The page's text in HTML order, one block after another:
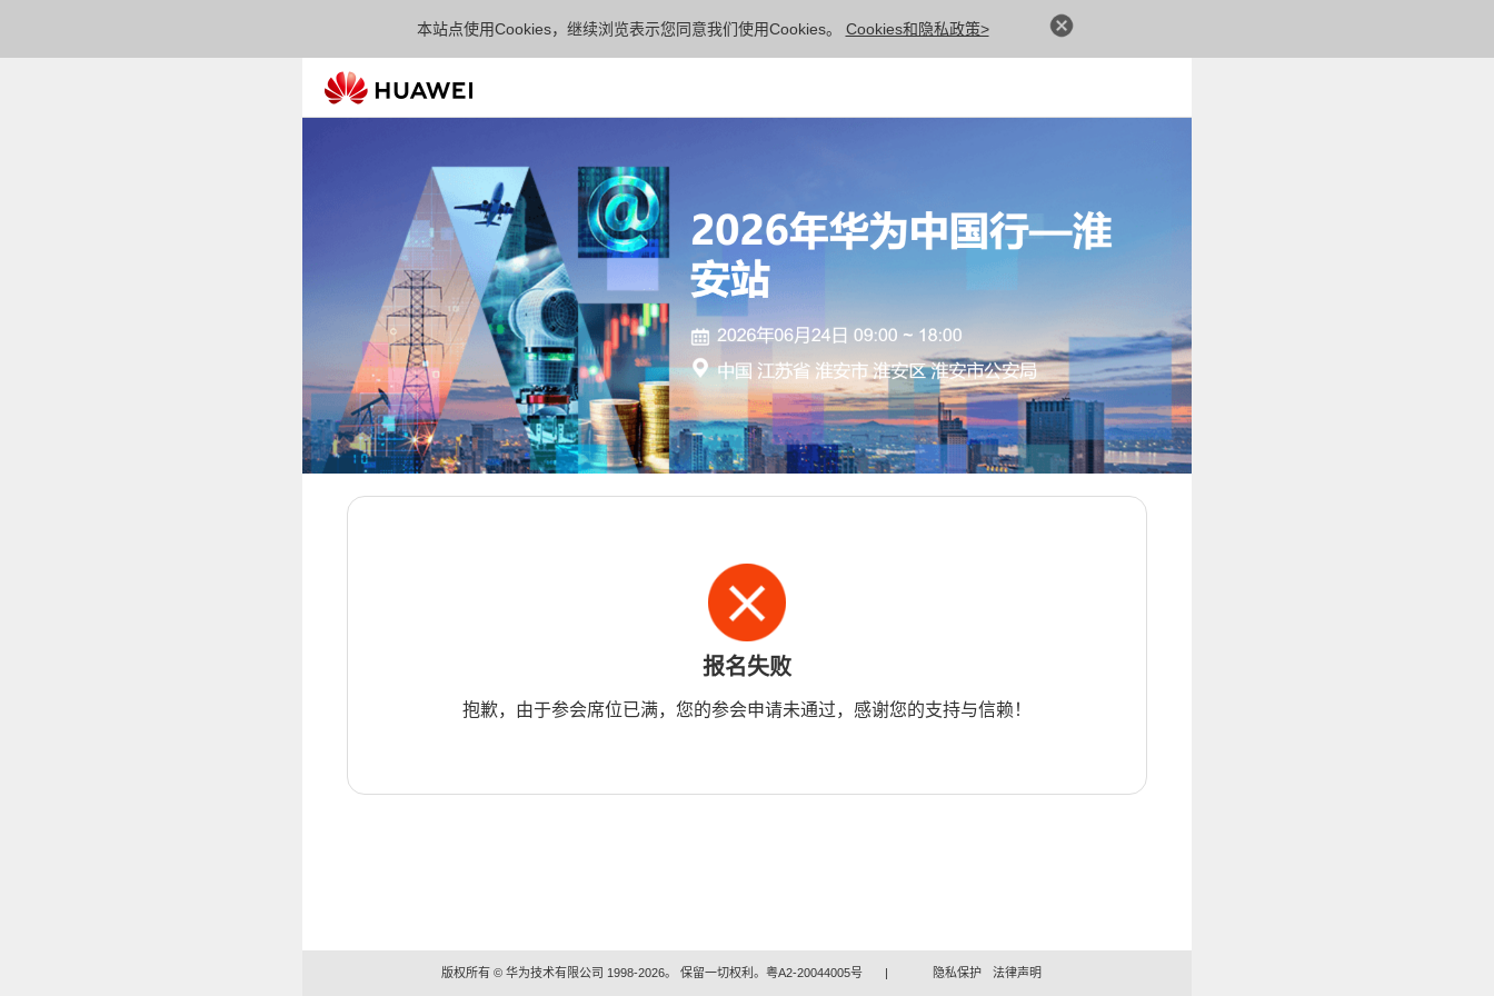
本站点使用Cookies，继续浏览表示您同意我们使用Cookies。 Cookies和隐私政策>
报名失败
抱歉，由于参会席位已满，您的参会申请未通过，感谢您的支持与信赖！
版权所有 © 华为技术有限公司 1998-2026。 保留一切权利。粤A2-20044005号 | 隐私保护 法律声明